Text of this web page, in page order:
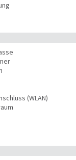
(WLAN)